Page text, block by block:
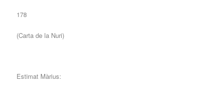
178
(Carta de la Nuri)
Estimat Màrius: